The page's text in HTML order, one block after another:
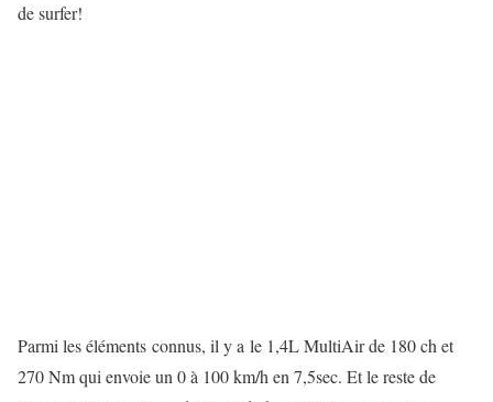
de surfer!
Parmi les éléments connus, il y a le 1,4L MultiAir de 180 ch et
270 Nm qui envoie un 0 à 100 km/h en 7,5sec. Et le reste de